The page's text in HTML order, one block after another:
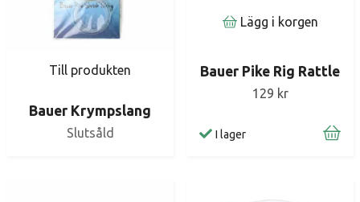
Till produkten
Bauer Krympslang
Slutsåld
Lägg i korgen
Bauer Pike Rig Rattle
129 kr
I lager